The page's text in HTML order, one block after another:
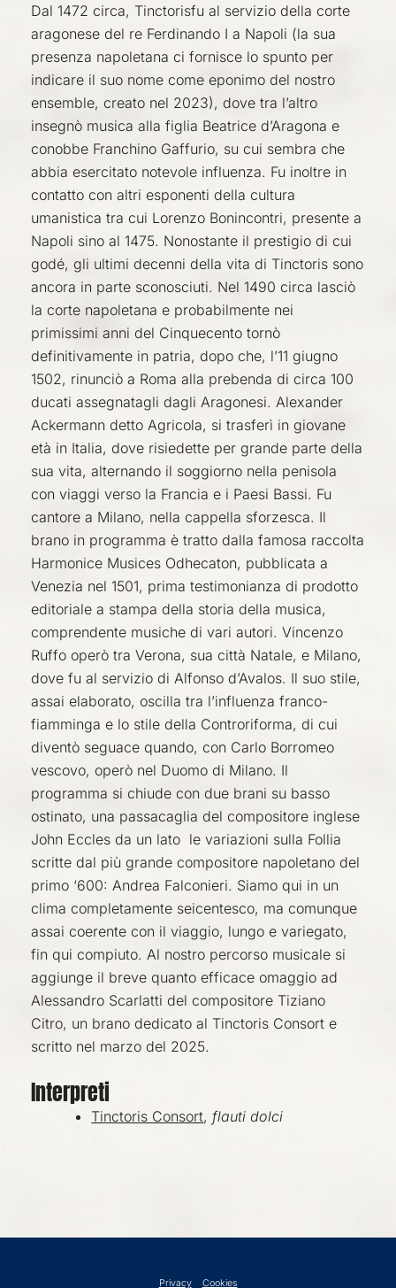
Dal 1472 circa, Tinctorisfu al servizio della corte
aragonese del re Ferdinando I a Napoli (la sua
presenza napoletana ci fornisce lo spunto per
indicare il suo nome come eponimo del nostro
ensemble, creato nel 2023), dove tra l’altro
insegnò musica alla figlia Beatrice d’Aragona e
conobbe Franchino Gaffurio, su cui sembra che
abbia esercitato notevole influenza. Fu inoltre in
contatto con altri esponenti della cultura
umanistica tra cui Lorenzo Bonincontri, presente a
Napoli sino al 1475. Nonostante il prestigio di cui
godé, gli ultimi decenni della vita di Tinctoris sono
ancora in parte sconosciuti. Nel 1490 circa lasciò
la corte napoletana e probabilmente nei
primissimi anni del Cinquecento tornò
definitivamente in patria, dopo che, l’11 giugno
1502, rinunciò a Roma alla prebenda di circa 100
ducati assegnatagli dagli Aragonesi. Alexander
Ackermann detto Agricola, si trasferì in giovane
età in Italia, dove risiedette per grande parte della
sua vita, alternando il soggiorno nella penisola
con viaggi verso la Francia e i Paesi Bassi. Fu
cantore a Milano, nella cappella sforzesca. Il
brano in programma è tratto dalla famosa raccolta
Harmonice Musices Odhecaton, pubblicata a
Venezia nel 1501, prima testimonianza di prodotto
editoriale a stampa della storia della musica,
comprendente musiche di vari autori. Vincenzo
Ruffo operò tra Verona, sua città Natale, e Milano,
dove fu al servizio di Alfonso d’Avalos. Il suo stile,
assai elaborato, oscilla tra l’influenza franco-
fiamminga e lo stile della Controriforma, di cui
diventò seguace quando, con Carlo Borromeo
vescovo, operò nel Duomo di Milano. Il
programma si chiude con due brani su basso
ostinato, una passacaglia del compositore inglese
John Eccles da un lato le variazioni sulla Follia
scritte dal più grande compositore napoletano del
primo ‘600: Andrea Falconieri. Siamo qui in un
clima completamente seicentesco, ma comunque
assai coerente con il viaggio, lungo e variegato,
fin qui compiuto. Al nostro percorso musicale si
aggiunge il breve quanto efficace omaggio ad
Alessandro Scarlatti del compositore Tiziano
Citro, un brano dedicato al Tinctoris Consort e
scritto nel marzo del 2025.
Interpreti
Tinctoris Consort,flauti dolci
Privacy Cookies